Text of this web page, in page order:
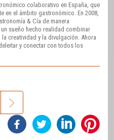
colaborativo en España, que
en el ámbito gastronómico. En 2008,
& Cía de manera
sueño hecho realidad combinar
creatividad y la divulgación. Ahora
y conectar con todos los